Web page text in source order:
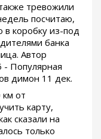
тревожили
посчитаю,
в коробку из-под
банка
Автор
Популярная
димон 11 дек.
от
карту,
сказали на
только